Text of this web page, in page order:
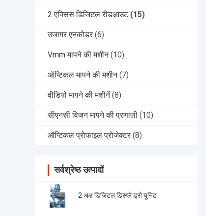
2 एक्सिस डिजिटल रीडआउट (15)
उजागर एनकोडर (6)
Vmm मापने की मशीन (10)
ऑप्टिकल मापने की मशीन (7)
वीडियो मापने की मशीनें (8)
सीएनसी विजन मापने की प्रणाली (10)
ऑप्टिकल प्रोफाइल प्रोजेक्टर (8)
सर्वश्रेष्ठ उत्पादों
2 अक्ष डिजिटल डिस्प्ले ड्रो यूनिट